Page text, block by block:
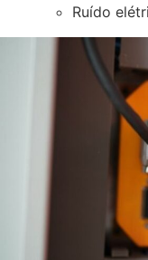
Ruído